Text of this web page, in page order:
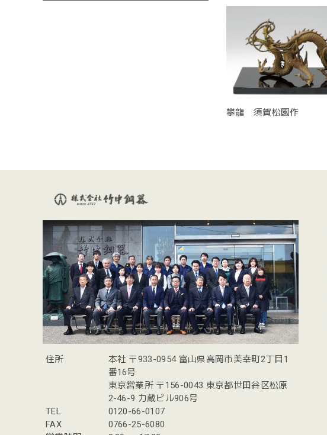
攀龍 須賀松園作
住所
本社 〒933-0954 富山県高岡市美幸町2丁目1
番16号
東京営業所 〒156-0043 東京都世田谷区松原
2-46-9 力蔵ビル906号
TEL
0120-66-0107
FAX
0766-25-6080